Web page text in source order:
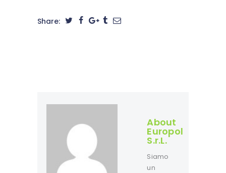
Share:
About
Europol
S.r.L.
Siamo
un